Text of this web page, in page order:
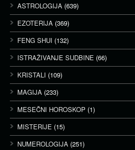
ASTROLOGIJA (639)
EZOTERIJA (369)
FENG SHUI (132)
ISTRAŽIVANJE SUDBINE (66)
KRISTALI (109)
MAGIJA (233)
MESEČNI HOROSKOP (1)
MISTERIJE (15)
NUMEROLOGIJA (251)